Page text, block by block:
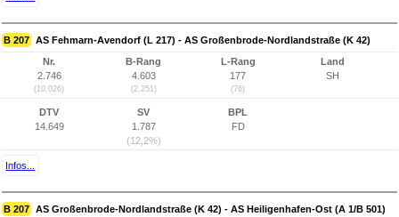
B 207 AS Fehmarn-Avendorf (L 217) - AS Großenbrode-Nordlandstraße (K 42)
Nr.
2.746
(10.026)
B-Rang
4.603
(2.251)
L-Rang
177
(76)
Land
SH
DTV
14.649
SV
1.787
(12,2%)
BPL
FD
Infos...
B 207 AS Großenbrode-Nordlandstraße (K 42) - AS Heiligenhafen-Ost (A 1/B 501)